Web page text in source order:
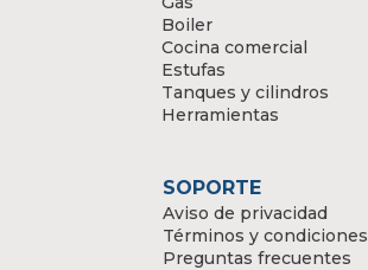
Boiler
Cocina comercial
Estufas
Tanques y cilindros
Herramientas
SOPORTE
Aviso de privacidad
Términos y condiciones
Preguntas frecuentes